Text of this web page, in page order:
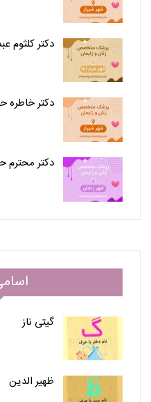
دکتر کلثوم
دکتر خاطره
دکتر محترم
گیتی ناز
ظهیر الدین